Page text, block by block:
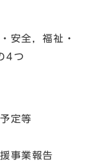
安全，福祉・
4つ
定等
事業報告